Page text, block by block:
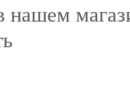
нашем